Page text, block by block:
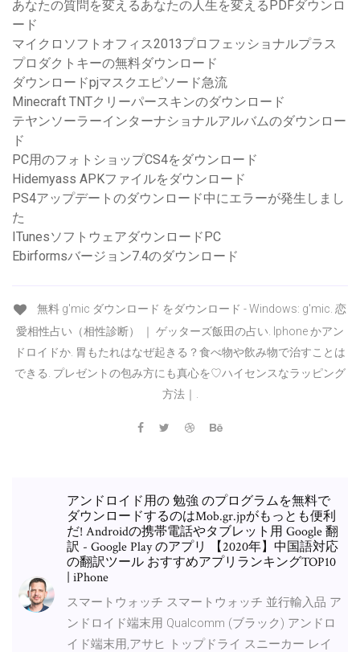
あなたの質問を変えるあなたの人生を変えるPDFダウンロ
ード
マイクロソフトオフィス2013プロフェッショナルプラス
プロダクトキーの無料ダウンロード
ダウンロードpjマスクエピソード急流
Minecraft TNTクリーパースキンのダウンロード
テヤンソーラーインターナショナルアルバムのダウンロー
ド
PC用のフォトショップCS4をダウンロード
Hidemyass APKファイルをダウンロード
PS4アップデートのダウンロード中にエラーが発生しまし
た
ITunesソフトウェアダウンロードPC
Ebirformsバージョン7.4のダウンロード
無料 g'mic ダウンロード をダウンロード - Windows: g'mic. 恋
愛相性占い（相性診断） ｜ ゲッターズ飯田の占い. Iphone かアン
ドロイドか. 胃もたれはなぜ起きる？食べ物や飲み物で治すことは
できる. プレゼントの包み方にも真心を♡ハイセンスなラッピング
方法｜.
アンドロイド用の 勉強 のプログラムを無料で
ダウンロードするのはMob.gr.jpがもっとも便利
だ! Androidの携帯電話やタブレット用 Google 翻
訳 - Google Play のアプリ 【2020年】中国語対応
の翻訳ツール おすすめアプリランキングTOP10
| iPhone
スマートウォッチ スマートウォッチ 並行輸入品 ア
ンドロイド端末用 Qualcomm (ブラック) アンドロ
イド端末用,アサヒ トップドライ スニーカー レイ